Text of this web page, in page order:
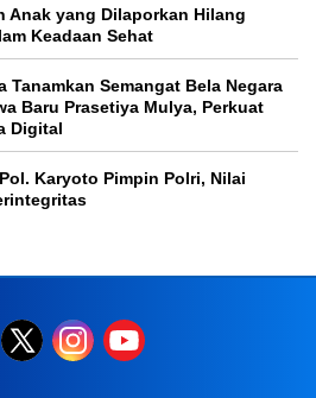
Anak yang Dilaporkan Hilang
Keadaan Sehat
Tanamkan Semangat Bela Negara
Baru Prasetiya Mulya, Perkuat
Digital
Karyoto Pimpin Polri, Nilai